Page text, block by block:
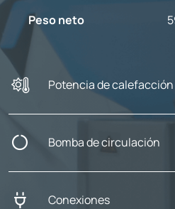
Peso neto
Potencia de
Bomba de circulación
Conexiones